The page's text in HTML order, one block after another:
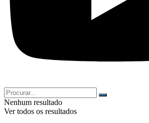
Nenhum resultado
Ver todos os resultados